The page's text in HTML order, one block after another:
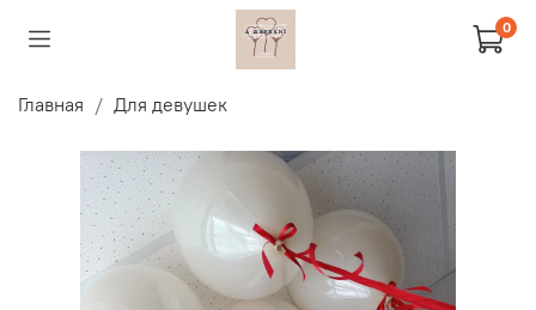
0
Главная Для девушек